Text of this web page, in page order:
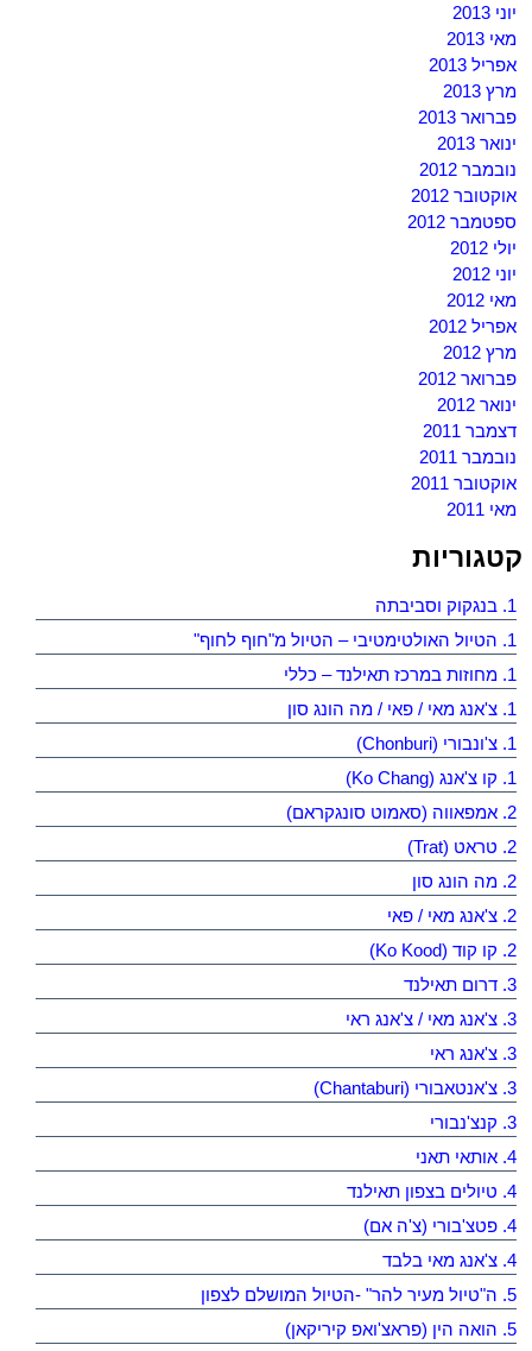
יוני 2013
מאי 2013
אפריל 2013
מרץ 2013
פברואר 2013
ינואר 2013
נובמבר 2012
אוקטובר 2012
ספטמבר 2012
יולי 2012
יוני 2012
מאי 2012
אפריל 2012
מרץ 2012
פברואר 2012
ינואר 2012
דצמבר 2011
נובמבר 2011
אוקטובר 2011
מאי 2011
קטגוריות
1. בנגקוק וסביבתה
1. הטיול האולטימטיבי – הטיול מ"חוף לחוף"
1. מחוזות במרכז תאילנד – כללי
1. צ'אנג מאי / פאי / מה הונג סון
1. צ'ונבורי (Chonburi)
1. קו צ'אנג (Ko Chang)
2. אמפאווה (סאמוט סונגקראם)
2. טראט (Trat)
2. מה הונג סון
2. צ'אנג מאי / פאי
2. קו קוד (Ko Kood)
3. דרום תאילנד
3. צ'אנג מאי / צ'אנג ראי
3. צ'אנג ראי
3. צ'אנטאבורי (Chantaburi)
3. קנצ'נבורי
4. אותאי תאני
4. טיולים בצפון תאילנד
4. פטצ'בורי (צ'ה אם)
4. צ'אנג מאי בלבד
5. ה"טיול מעיר להר" -הטיול המושלם לצפון
5. הואה הין (פראצ'ואפ קיריקאן)